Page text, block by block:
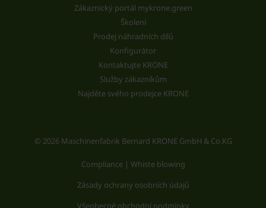
Zákaznický portál mykrone.green
Školení
Prodej náhradních dílů
Konfigurátor
Kontaktujte KRONE
Služby zákazníkům
Najděte svého prodejce KRONE
© 2026 Maschinenfabrik Bernard KRONE GmbH & Co.KG
Compliance | Whiste blowing
Zásady ochrany osobních údajů
Všeobecné obchodní podmínky